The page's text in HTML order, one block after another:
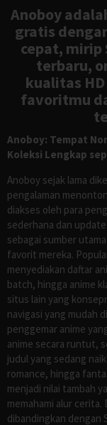
Anoboy
gratis
cepat, mirip
terbaru,
kualitas
favoritmu
Anoboy: Tempat
Koleksi Lengkap
Anoboy sejak lama
pengalaman
diakses oleh para
sederhana dan
sebagai sumber
favorit mereka.
menyediakan daftar
batch, hingga anime
situs lain yang
navigasi yang mudah
penggemar anime
anime secara runtut,
judul yang sedang
romance, hingga
menjadi nilai tambah
memahami alur cerita.
dibandingkan dengan